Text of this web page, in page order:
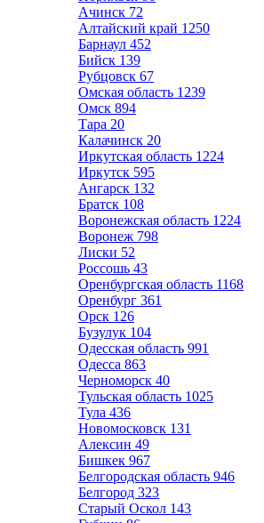
Ачинск 72
Алтайский край 1250
Барнаул 452
Бийск 139
Рубцовск 67
Омская область 1239
Омск 894
Тара 20
Калачинск 20
Иркутская область 1224
Иркутск 595
Ангарск 132
Братск 108
Воронежская область 1224
Воронеж 798
Лиски 52
Россошь 43
Оренбургская область 1168
Оренбург 361
Орск 126
Бузулук 104
Одесская область 991
Одесса 863
Черноморск 40
Тульская область 1025
Тула 436
Новомосковск 131
Алексин 49
Бишкек 967
Белгородская область 946
Белгород 323
Старый Оскол 143